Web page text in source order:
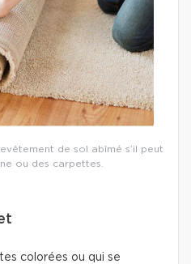
de sol abîmé s’il peut
ou des carpettes.
colorées ou qui se